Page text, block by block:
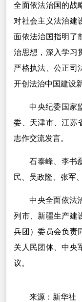
全面依法治国的战
对社会主义法治建
面依法治国指明了
治思想，深入学习
严格执法、公正司
开创法治中国建设
中央纪委国家
委、天津市、江苏
志作交流发言。
石泰峰、李书
民、吴政隆、张军
中央全面依法
列市、新疆生产建
兵团）委员会负责
关人民团体、中央
议。
来源：新华社